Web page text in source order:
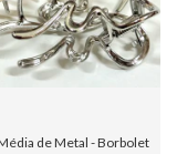
e Prata
de Metal - Borboleta